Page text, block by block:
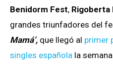
Benidorm Fest, Rigoberta
grandes triunfadores del
Mamá’, que llegó al primer
singles española la